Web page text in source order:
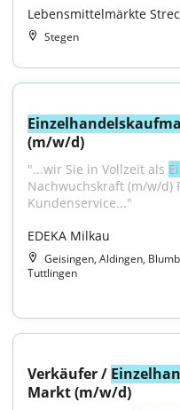
Lebensmittelmärkte
Stegen
(m/w/d)
"...wir Sie in Vollzeit als
Nachwuchskraft (m/w/d)
Kundenservice..."
EDEKA Milkau
Geisingen, Aldingen,
Tuttlingen
Verkäufer /
Markt (m/w/d)